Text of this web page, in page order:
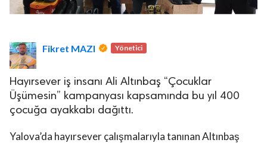
Fikret MAZI Yönetici
Hayırsever iş insanı Ali Altınbaş “Çocuklar
Üşümesin” kampanyası kapsamında bu yıl 400
çocuğa ayakkabı dağıttı.
Yalova’da hayırsever çalışmalarıyla tanınan Altınbaş